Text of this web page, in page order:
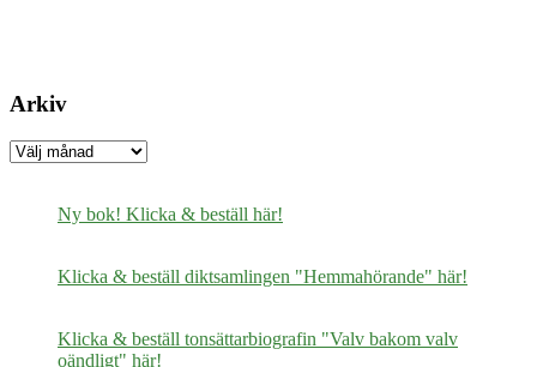
Arkiv
Arkiv
Ny bok! Klicka & beställ här!
Klicka & beställ diktsamlingen "Hemmahörande" här!
Klicka & beställ tonsättarbiografin "Valv bakom valv
oändligt" här!